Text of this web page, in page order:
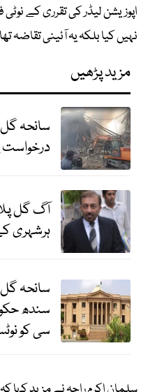
اپوزیشن لیڈر کی تقرری کے
نہیں کیا بلکہ یہ آئینی تقاضہ تھا
مزید پڑھیں
سانحہ گل
درخواست
آگ گل
ہرشہری
سانحہ گل
سندھ
سی کو